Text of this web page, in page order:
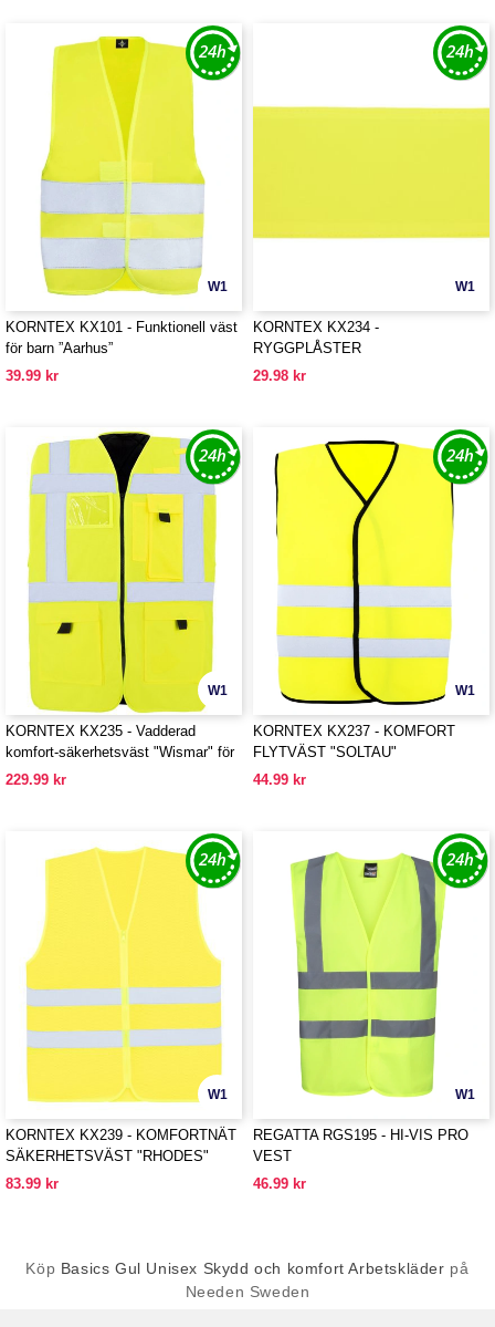
W1
KORNTEX KX101 - Funktionell väst
för barn ”Aarhus”
39.99 kr
W1
KORNTEX KX234 -
RYGGPLÅSTER
29.98 kr
W1
KORNTEX KX235 - Vadderad
komfort-säkerhetsväst "Wismar" för
chefer
229.99 kr
W1
KORNTEX KX237 - KOMFORT
FLYTVÄST "SOLTAU"
44.99 kr
W1
KORNTEX KX239 - KOMFORTNÄT
SÄKERHETSVÄST "RHODES"
83.99 kr
W1
REGATTA RGS195 - HI-VIS PRO
VEST
46.99 kr
Köp Basics Gul Unisex Skydd och komfort Arbetskläder på
Needen Sweden